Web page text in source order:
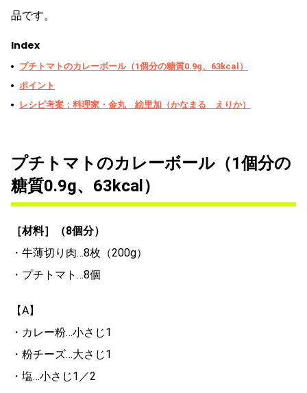
品です。
Index
プチトマトのカレーボール（1個分の糖質0.9g、63kcal）
ポイント
レシピ考案：料理家・金丸 絵里加（かなまる えりか）
プチトマトのカレーボール（1個分の
糖質0.9g、63kcal）
［材料］（8個分）
・牛薄切り肉…8枚（200g）
・プチトマト…8個
【A】
・カレー粉…小さじ1
・粉チーズ…大さじ1
・塩…小さじ1／2